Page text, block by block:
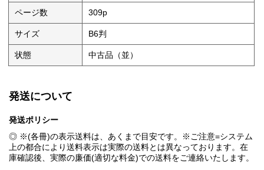
ページ数 309p
サイズ B6判
状態 中古品（並）
発送について
発送ポリシー
◎ ※(各冊)の表示送料は、あくまで目安です。※ご注意=システム
上の都合により送料表示は実際の送料とは異なっております。在
庫確認後、実際の廉価(適切な料金)での送料をご連絡いたします。